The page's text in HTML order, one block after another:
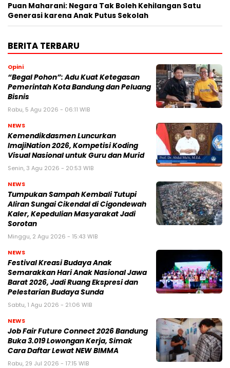
Puan Maharani: Negara Tak Boleh Kehilangan Satu
Generasi karena Anak Putus Sekolah
BERITA TERBARU
Opini
“Begal Pohon”: Adu Kuat Ketegasan
Pemerintah Kota Bandung dan Peluang
Bisnis
Rabu, 5 Agu 2026 - 06:11 WIB
NEWS
Kemendikdasmen Luncurkan
ImajiNation 2026, Kompetisi Koding
Visual Nasional untuk Guru dan Murid
Senin, 3 Agu 2026 - 20:53 WIB
NEWS
Tumpukan Sampah Kembali Tutupi
Aliran Sungai Cikendal di Cigondewah
Kaler, Kepedulian Masyarakat Jadi
Sorotan
Minggu, 2 Agu 2026 - 15:43 WIB
NEWS
Festival Kreasi Budaya Anak
Semarakkan Hari Anak Nasional Jawa
Barat 2026, Jadi Ruang Ekspresi dan
Pelestarian Budaya Sunda
Sabtu, 1 Agu 2026 - 21:06 WIB
NEWS
Job Fair Future Connect 2026 Bandung
Buka 3.019 Lowongan Kerja, Simak
Cara Daftar Lewat NEW BIMMA
Rabu, 29 Jul 2026 - 17:15 WIB